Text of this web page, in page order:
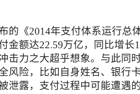
的《2014年支付体系运行总
金额达22.59万亿，同比增长
击力之大超乎想象。与此同
风险，比如自身姓名、银行
泄露，支付过程中可能遭遇